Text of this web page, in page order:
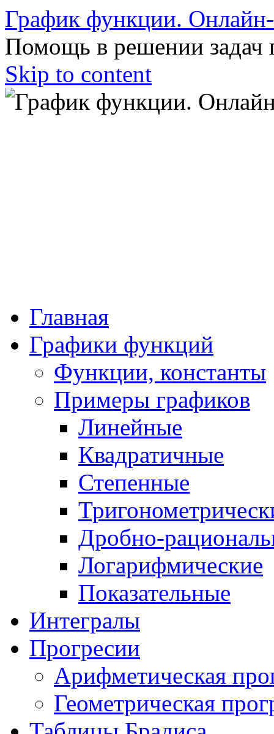
График функции.
Помощь в решении задач
Skip to content
Главная
Графики функций
Функции, константы
Примеры графиков
Линейные
Квадратичные
Степенные
Дробно-
Логарифмические
Показательные
Интегралы
Прогресии
Арифметическая
Геометрическая